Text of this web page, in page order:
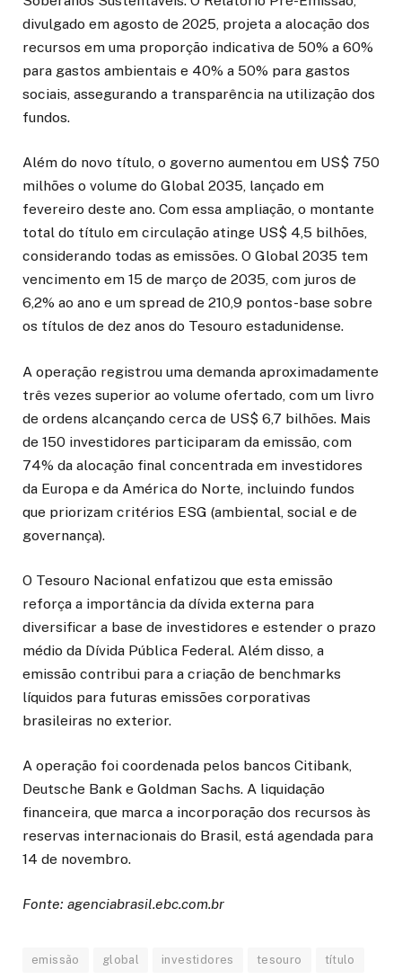
divulgado em agosto de 2025, projeta a alocação dos
recursos em uma proporção indicativa de 50% a 60%
para gastos ambientais e 40% a 50% para gastos
sociais, assegurando a transparência na utilização dos
fundos.
Além do novo título, o governo aumentou em US$ 750
milhões o volume do Global 2035, lançado em
fevereiro deste ano. Com essa ampliação, o montante
total do título em circulação atinge US$ 4,5 bilhões,
considerando todas as emissões. O Global 2035 tem
vencimento em 15 de março de 2035, com juros de
6,2% ao ano e um spread de 210,9 pontos-base sobre
os títulos de dez anos do Tesouro estadunidense.
A operação registrou uma demanda aproximadamente
três vezes superior ao volume ofertado, com um livro
de ordens alcançando cerca de US$ 6,7 bilhões. Mais
de 150 investidores participaram da emissão, com
74% da alocação final concentrada em investidores
da Europa e da América do Norte, incluindo fundos
que priorizam critérios ESG (ambiental, social e de
governança).
O Tesouro Nacional enfatizou que esta emissão
reforça a importância da dívida externa para
diversificar a base de investidores e estender o prazo
médio da Dívida Pública Federal. Além disso, a
emissão contribui para a criação de benchmarks
líquidos para futuras emissões corporativas
brasileiras no exterior.
A operação foi coordenada pelos bancos Citibank,
Deutsche Bank e Goldman Sachs. A liquidação
financeira, que marca a incorporação dos recursos às
reservas internacionais do Brasil, está agendada para
14 de novembro.
Fonte: agenciabrasil.ebc.com.br
emissão global investidores tesouro título